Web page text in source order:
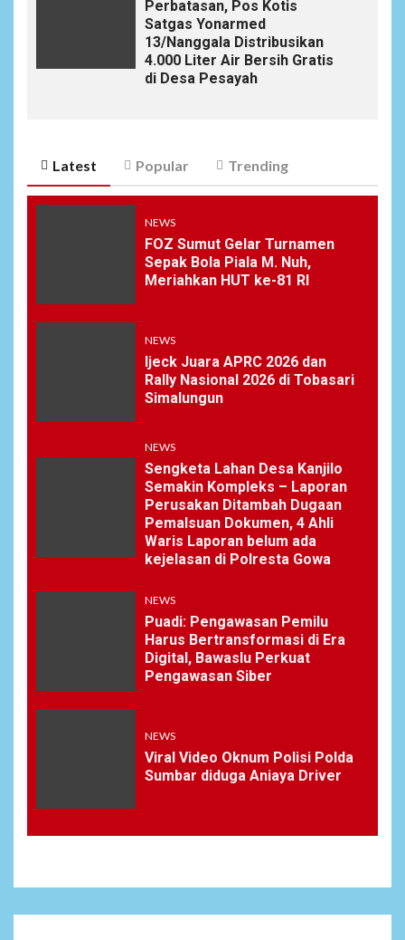
Perbatasan, Pos Kotis
Satgas Yonarmed
13/Nanggala Distribusikan
4.000 Liter Air Bersih Gratis
di Desa Pesayah
Latest Popular Trending
NEWS
FOZ Sumut Gelar Turnamen
Sepak Bola Piala M. Nuh,
Meriahkan HUT ke-81 RI
NEWS
Ijeck Juara APRC 2026 dan
Rally Nasional 2026 di Tobasari
Simalungun
NEWS
Sengketa Lahan Desa Kanjilo
Semakin Kompleks – Laporan
Perusakan Ditambah Dugaan
Pemalsuan Dokumen, 4 Ahli
Waris Laporan belum ada
kejelasan di Polresta Gowa
NEWS
Puadi: Pengawasan Pemilu
Harus Bertransformasi di Era
Digital, Bawaslu Perkuat
Pengawasan Siber
NEWS
Viral Video Oknum Polisi Polda
Sumbar diduga Aniaya Driver